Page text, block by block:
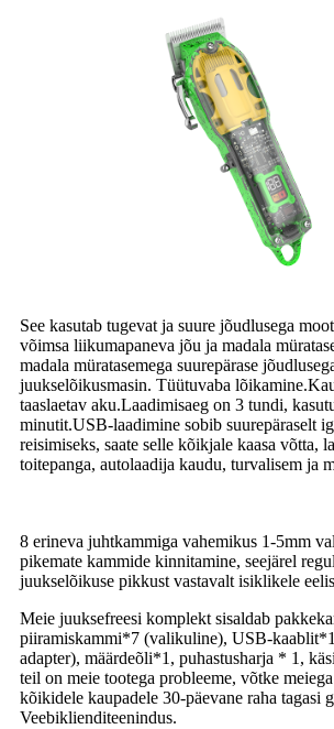
See kasutab tugevat ja suure jõudlusega
võimsa liikumapaneva jõu ja madala
madala müratasemega suurepärase
juukselõikusmasin. Tüütuvaba
taaslaetav aku.Laadimisaeg on 3 tundi,
minutit.USB-laadimine sobib suurepäraselt
reisimiseks, saate selle kõikjale kaasa võtta,
toitepanga, autolaadija kaudu, turvalisem ja
8 erineva juhtkammiga vahemikus 1-5mm
pikemate kammide kinnitamine, seejärel
juukselõikuse pikkust vastavalt isiklikele
Meie juuksefreesi komplekt sisaldab
piiramiskammi*7 (valikuline), USB-
adapter), määrdeõli*1, puhastusharja * 1,
teil on meie tootega probleeme, võtke
kõikidele kaupadele 30-päevane raha tagasi
Veebiklienditeenindus.